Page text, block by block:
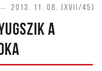
2013. 11. 08. (XVII/45)
A